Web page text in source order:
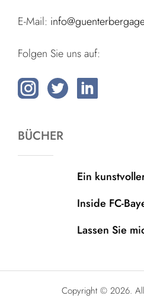
E-Mail:
Folgen Sie uns auf:
BÜCHER
Ein
Inside FC-
Lassen Sie
Copyright © 2026.